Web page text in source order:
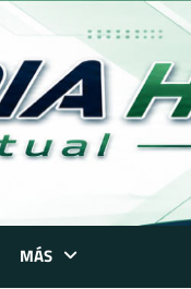
MÁS